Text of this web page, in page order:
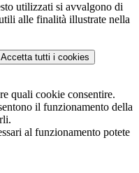
utilizzati si avvalgono di
alle finalità illustrate nella
Accetta tutti i cookies
quali cookie consentire.
il funzionamento della
al funzionamento potete